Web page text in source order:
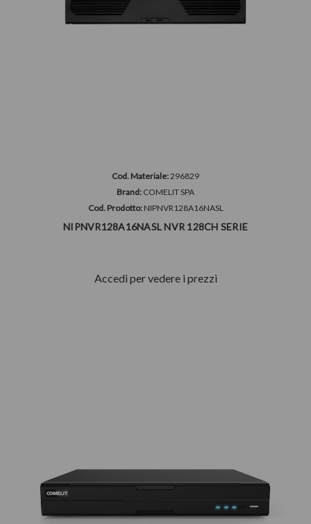
Cod. Materiale:296829
Brand: COMELIT SPA
Cod. Prodotto: NIPNVR128A16NASL
NIPNVR128A16NASL NVR 128CH SERIE
Accedi per vedere i prezzi